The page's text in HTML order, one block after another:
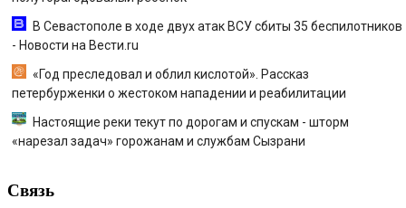
В Севастополе в ходе двух атак ВСУ сбиты 35 беспилотников
- Новости на Вести.ru
«Год преследовал и облил кислотой». Рассказ
петербурженки о жестоком нападении и реабилитации
Настоящие реки текут по дорогам и спускам - шторм
«нарезал задач» горожанам и службам Сызрани
Связь